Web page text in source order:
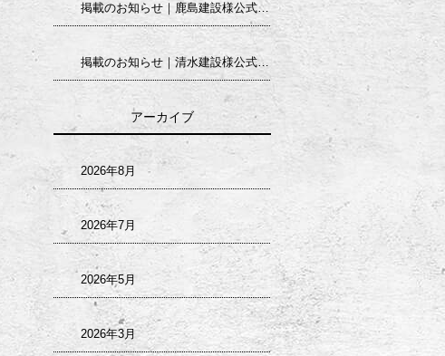
掲載のお知らせ｜鹿島建設様公式求人サイト
掲載のお知らせ｜清水建設様公式求人サイト
アーカイブ
2026年8月
2026年7月
2026年5月
2026年3月